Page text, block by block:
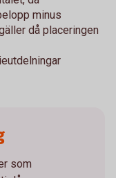
minus
då placeringen
som